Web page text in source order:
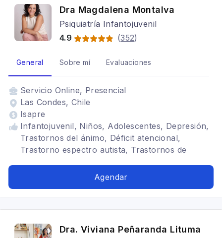
Dra Magdalena Montalva
Psiquiatría Infantojuvenil
4.9
(352)
General Sobre mí Evaluaciones
Servicio Online, Presencial
Las Condes, Chile
Isapre
Infantojuvenil, Niños, Adolescentes, Depresión,
Trastornos del ánimo, Déficit atencional,
Trastorno espectro autista, Trastornos de
Agendar
Dra. Viviana Peñaranda Lituma